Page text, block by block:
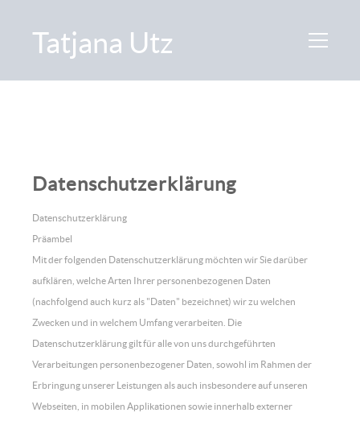
Tatjana Utz
Datenschutzerklärung
Datenschutzerklärung
Präambel
Mit der folgenden Datenschutzerklärung möchten wir Sie darüber
aufklären, welche Arten Ihrer personenbezogenen Daten
(nachfolgend auch kurz als "Daten" bezeichnet) wir zu welchen
Zwecken und in welchem Umfang verarbeiten. Die
Datenschutzerklärung gilt für alle von uns durchgeführten
Verarbeitungen personenbezogener Daten, sowohl im Rahmen der
Erbringung unserer Leistungen als auch insbesondere auf unseren
Webseiten, in mobilen Applikationen sowie innerhalb externer